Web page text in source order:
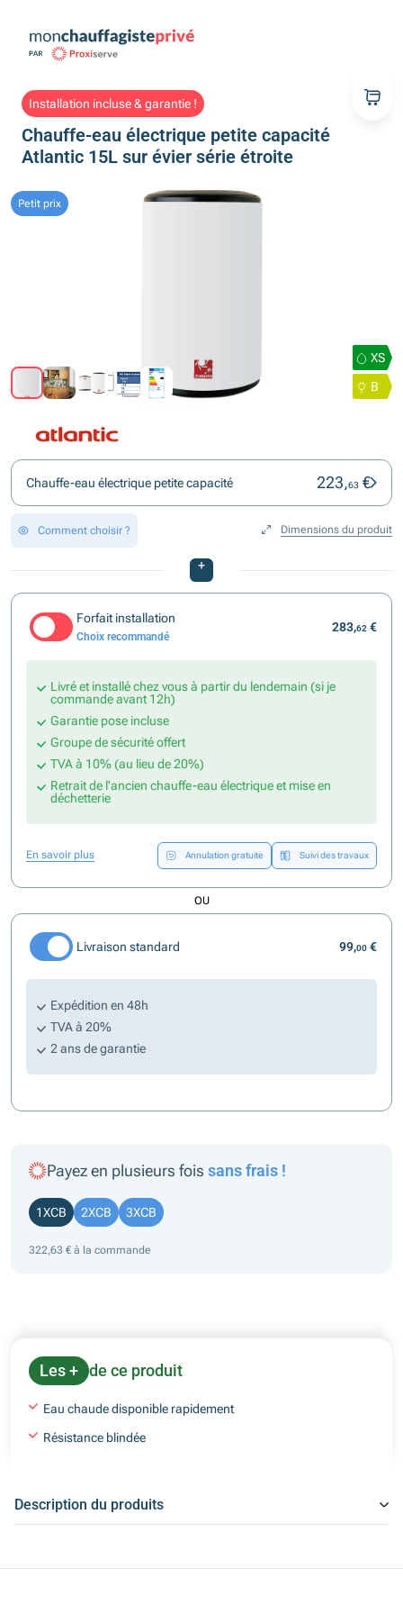
Installation incluse & garantie !
Chauffe-eau électrique petite capacité
Atlantic 15L sur évier série étroite
Petit prix
XS
B
Chauffe-eau électrique petite capacité 223,63 €
Comment choisir ? Dimensions du produit
+
Forfait installation
Choix recommandé
283,62 €
Livré et installé chez vous à partir du lendemain (si je
commande avant 12h)
Garantie pose incluse
Groupe de sécurité offert
TVA à 10% (au lieu de 20%)
Retrait de l'ancien chauffe-eau électrique et mise en
déchetterie
En savoir plus Annulation gratuite Suivi des travaux
OU
Livraison standard 99,00 €
Expédition en 48h
TVA à 20%
2 ans de garantie
Payez en plusieurs fois sans frais !
1XCB 2XCB 3XCB
322,63 € à la commande
Les + de ce produit
Eau chaude disponible rapidement
Résistance blindée
Description du produits